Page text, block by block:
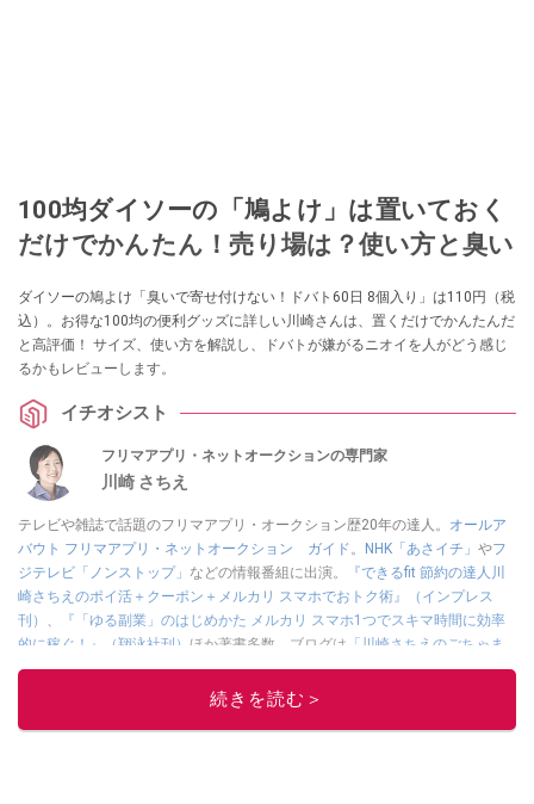
100均ダイソーの「鳩よけ」は置いておく
だけでかんたん！売り場は？使い方と臭い
ダイソーの鳩よけ「臭いで寄せ付けない！ドバト60日 8個入り」は110円（税
込）。お得な100均の便利グッズに詳しい川崎さんは、置くだけでかんたんだ
と高評価！ サイズ、使い方を解説し、ドバトが嫌がるニオイを人がどう感じ
るかもレビューします。
イチオシスト
フリマアプリ・ネットオークションの専門家
川崎 さちえ
テレビや雑誌で話題のフリマアプリ・オークション歴20年の達人。 オールア
バウト フリマアプリ・ネットオークション ガイド。 NHK「あさイチ」 やフ
ジテレビ「ノンストップ」 などの情報番組に出演。
『できるfit 節約の達人川
崎さちえのポイ活＋クーポン＋メルカリ スマホでおトク術』（インプレス
刊） 、
『「ゆる副業」のはじめかた メルカリ スマホ1つでスキマ時間に効率
的に稼ぐ！』（翔泳社刊） ほか著書多数。ブログは 「川崎さちえのごちゃま
ぜ日記」。
■経歴：2003年、夫が子育てをするために、突然会社を辞める。翌月からの
続きを読む＞